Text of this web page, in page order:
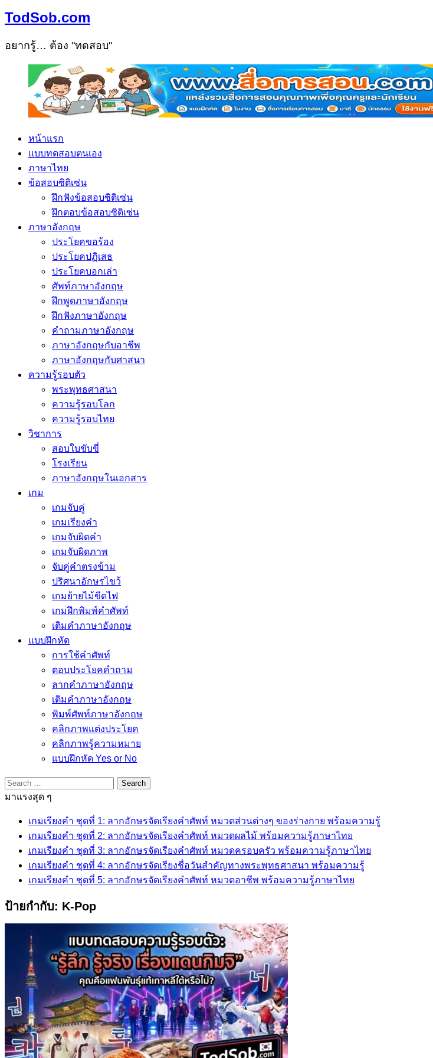
TodSob.com
อยากรู้… ต้อง "ทดสอบ"
หน้าแรก
แบบทดสอบตนเอง
ภาษาไทย
ข้อสอบซิติเซ่น
ฝึกฟังข้อสอบซิติเซ่น
ฝึกตอบข้อสอบซิติเซ่น
ภาษาอังกฤษ
ประโยคขอร้อง
ประโยคปฏิเสธ
ประโยคบอกเล่า
ศัพท์ภาษาอังกฤษ
ฝึกพูดภาษาอังกฤษ
ฝึกฟังภาษาอังกฤษ
คำถามภาษาอังกฤษ
ภาษาอังกฤษกับอาชีพ
ภาษาอังกฤษกับศาสนา
ความรู้รอบตัว
พระพุทธศาสนา
ความรู้รอบโลก
ความรู้รอบไทย
วิชาการ
สอบใบขับขี่
โรงเรียน
ภาษาอังกฤษในเอกสาร
เกม
เกมจับคู่
เกมเรียงคำ
เกมจับผิดคำ
เกมจับผิดภาพ
จับคู่คำตรงข้าม
ปริศนาอักษรไขว้
เกมย้ายไม้ขีดไฟ
เกมฝึกพิมพ์คำศัพท์
เติมคำภาษาอังกฤษ
แบบฝึกหัด
การใช้คำศัพท์
ตอบประโยคคำถาม
ลากคำภาษาอังกฤษ
เติมคำภาษาอังกฤษ
พิมพ์ศัพท์ภาษาอังกฤษ
คลิกภาพแต่งประโยค
คลิกภาพรู้ความหมาย
แบบฝึกหัด Yes or No
Search
for:
มาแรงสุด ๆ
เกมเรียงคำ ชุดที่ 1: ลากอักษรจัดเรียงคำศัพท์ หมวดส่วนต่างๆ ของร่างกาย พร้อมความรู้
เกมเรียงคำ ชุดที่ 2: ลากอักษรจัดเรียงคำศัพท์ หมวดผลไม้ พร้อมความรู้ภาษาไทย
เกมเรียงคำ ชุดที่ 3: ลากอักษรจัดเรียงคำศัพท์ หมวดครอบครัว พร้อมความรู้ภาษาไทย
เกมเรียงคำ ชุดที่ 4: ลากอักษรจัดเรียงชื่อวันสำคัญทางพระพุทธศาสนา พร้อมความรู้
เกมเรียงคำ ชุดที่ 5: ลากอักษรจัดเรียงคำศัพท์ หมวดอาชีพ พร้อมความรู้ภาษาไทย
ป้ายกำกับ: K-Pop